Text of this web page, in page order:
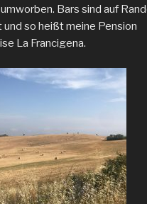
Bars sind auf
so heißt meine Pension
La Francigena.